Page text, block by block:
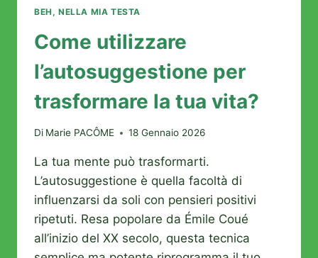
BEH, NELLA MIA TESTA
Come utilizzare
l’autosuggestione per
trasformare la tua vita?
Di Marie PACÔME 18 Gennaio 2026
La tua mente può trasformarti.
L’autosuggestione è quella facoltà di
influenzarsi da soli con pensieri positivi
ripetuti. Resa popolare da Émile Coué
all’inizio del XX secolo, questa tecnica